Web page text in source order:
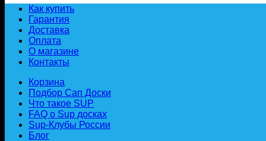
Как купить
Гарантия
Доставка
Оплата
О магазине
Контакты
Корзина
Подбор Сап Доски
Что такое SUP
FAQ о Sup досках
Sup-Клубы России
Блог